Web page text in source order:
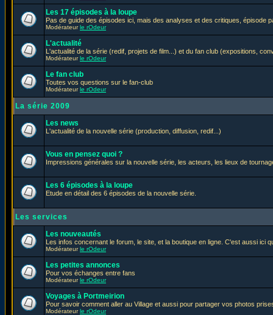
Les 17 épisodes à la loupe
Pas de guide des épisodes ici, mais des analyses et des critiques, épisode
Modérateurle rOdeur
L'actualité
L'actualité de la série (redif, projets de film...) et du fan club (expositions,
Modérateurle rOdeur
Le fan club
Toutes vos questions sur le fan-club
Modérateurle rOdeur
La série 2009
Les news
L'actualité de la nouvelle série (production, diffusion, redif...)
Vous en pensez quoi ?
Impressions générales sur la nouvelle série, les acteurs, les lieux de
Les 6 épisodes à la loupe
Etude en détail des 6 épisodes de la nouvelle série.
Les services
Les nouveautés
Les infos concernant le forum, le site, et la boutique en ligne. C'est aussi ici
Modérateurle rOdeur
Les petites annonces
Pour vos échanges entre fans
Modérateurle rOdeur
Voyages à Portmeirion
Pour savoir comment aller au Village et aussi pour partager vos photos
Modérateurle rOdeur